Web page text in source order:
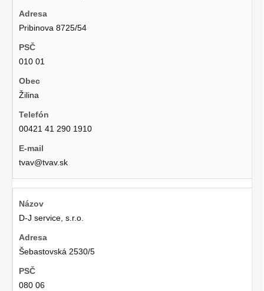
Pribinova 8725/54
010 01
Žilina
00421 41 290 1910
tvav@tvav.sk
D-J service, s.r.o.
Šebastovská 2530/5
080 06